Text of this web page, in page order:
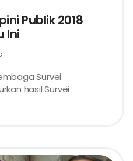
Publik 2018
Ini
Survei
hasil Survei